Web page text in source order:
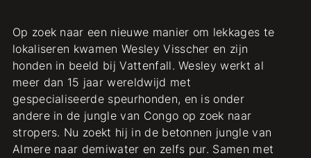
Op zoek naar een nieuwe manier om lekkages te
lokaliseren kwamen Wesley Visscher en zijn
honden in beeld bij Vattenfall. Wesley werkt al
meer dan 15 jaar wereldwijd met
gespecialiseerde speurhonden, en is onder
andere in de jungle van Congo op zoek naar
stropers. Nu zoekt hij in de betonnen jungle van
Almere naar demiwater en zelfs pur. Samen met